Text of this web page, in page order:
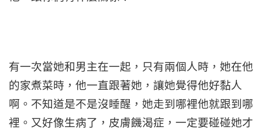
有一次當她和男主在一起，只有兩個人時，她在他
的家煮菜時，他一直跟著她，讓她覺得他好黏人
啊。不知道是不是沒睡醒，她走到哪裡他就跟到哪
裡。又好像生病了，皮膚饑渴症，一定要碰碰她才